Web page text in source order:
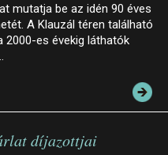
mutatja be az idén 90 éves
A Klauzál téren található
2000-es évekig láthatók
díjazottjai